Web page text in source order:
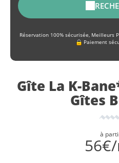
Réservation 100% sécurisée, Meilleurs
Paiement
Gîte La K-
Gîtes
à